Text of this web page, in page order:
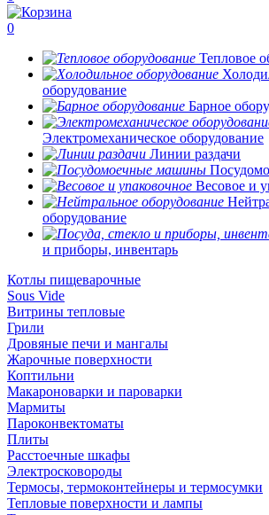
0
Тепловое
оборудование
Барное
Электромеханическое оборудование
Линии раздачи
Весовое и
оборудование
и приборы, инвентарь
Котлы пищеварочные
Sous Vide
Витрины тепловые
Грили
Дровяные печи и мангалы
Жарочные поверхности
Коптильни
Макароноварки и пароварки
Мармиты
Пароконвектоматы
Плиты
Расстоечные шкафы
Электросковороды
Термосы, термоконтейнеры и термосумки
Тепловые поверхности и лампы